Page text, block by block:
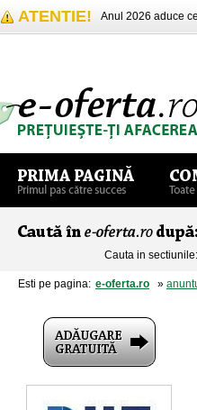
ATENTIE! Anul 2026 aduce
Cauta in sectiunile:
Esti pe pagina: e-oferta.ro »